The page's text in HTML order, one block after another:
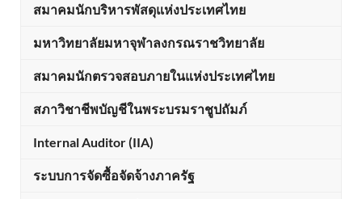
สมาคมนักบริหารพัสดุแห่งประเทศไทย
มหาวิทยาลัยมหาจุฬาลงกรณราชวิทยาลัย
สมาคมนักตรวจสอบภายในแห่งประเทศไทย
สภาวิชาชีพบัญชีในพระบรมราชูปถัมภ์
Internal Auditor (IIA)
ระบบการจัดซื้อจัดจ้างภาครัฐ